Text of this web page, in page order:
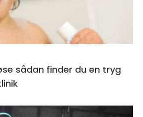
tryg